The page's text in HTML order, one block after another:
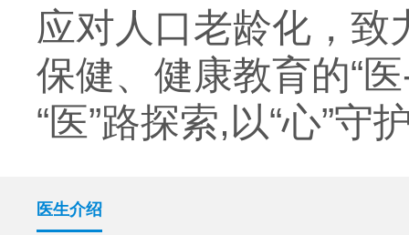
应对人口老龄化，致
保健、健康教育的“
“医”路探索,以“心”守
医生介绍